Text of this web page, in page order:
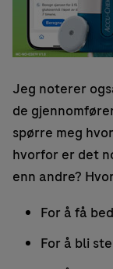
Jeg noterer
de
spørre meg
hvorfor er det
enn andre?
For å få
For å bli